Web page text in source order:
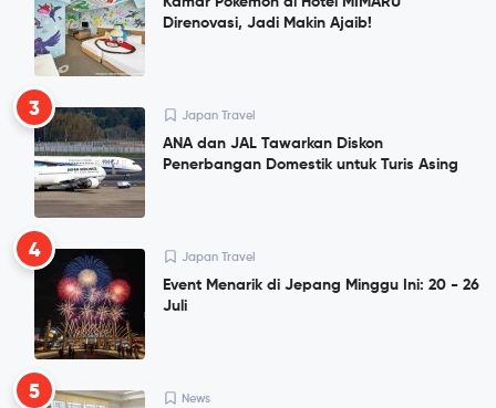
Direnovasi, Jadi Makin Ajaib!
3 Japan Travel
ANA dan JAL Tawarkan Diskon
Penerbangan Domestik untuk Turis Asing
4 Japan Travel
Event Menarik di Jepang Minggu Ini: 20 - 26
Juli
5 News